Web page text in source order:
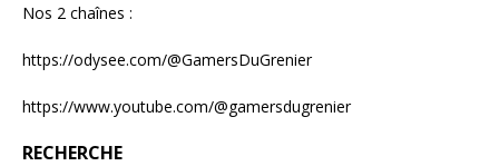
Nos 2 chaînes :
https://odysee.com/@GamersDuGrenier
https://www.youtube.com/@gamersdugrenier
RECHERCHE